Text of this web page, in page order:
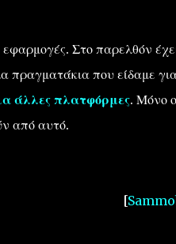
εφαρμογές. Στο παρελθόν
πραγματάκια που είδαμε
άλλες πλατφόρμες. Μόνο ο
από αυτό.
[